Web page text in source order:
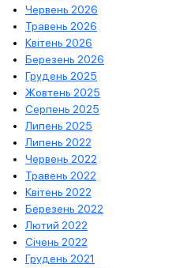
Червень 2026
Травень 2026
Квітень 2026
Березень 2026
Грудень 2025
Жовтень 2025
Серпень 2025
Липень 2025
Липень 2022
Червень 2022
Травень 2022
Квітень 2022
Березень 2022
Лютий 2022
Січень 2022
Грудень 2021